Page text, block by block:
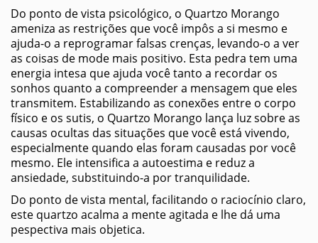
Do ponto de vista psicológico, o Quartzo Morango
ameniza as restrições que você impôs a si mesmo e
ajuda-o a reprogramar falsas crenças, levando-o a ver
as coisas de mode mais positivo. Esta pedra tem uma
energia intesa que ajuda você tanto a recordar os
sonhos quanto a compreender a mensagem que eles
transmitem. Estabilizando as conexões entre o corpo
físico e os sutis, o Quartzo Morango lança luz sobre as
causas ocultas das situações que você está vivendo,
especialmente quando elas foram causadas por você
mesmo. Ele intensifica a autoestima e reduz a
ansiedade, substituindo-a por tranquilidade.
Do ponto de vista mental, facilitando o raciocínio claro,
este quartzo acalma a mente agitada e lhe dá uma
pespectiva mais objetica.